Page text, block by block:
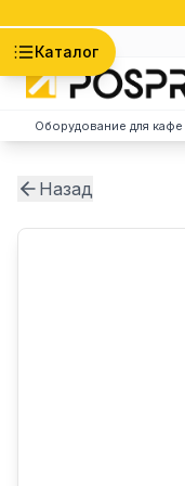
Каталог
Оборудование для кафе
Назад